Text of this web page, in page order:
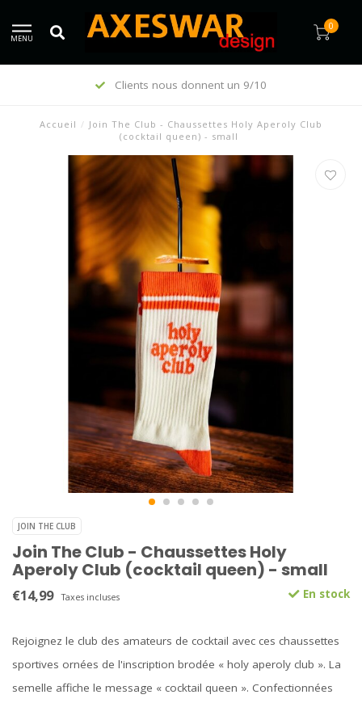
MENU
0
Clients nous donnent un 9/10
Accueil / Join The Club - Chaussettes Holy Aperoly Club
(cocktail queen) - small
JOIN THE CLUB
Join The Club - Chaussettes Holy
Aperoly Club (cocktail queen) - small
€14,99 Taxes incluses En stock
Rejoignez le club des amateurs de cocktail avec ces chaussettes
sportives ornées de l'inscription brodée « holy aperoly club ». La
semelle affiche le message « cocktail queen ». Confectionnées